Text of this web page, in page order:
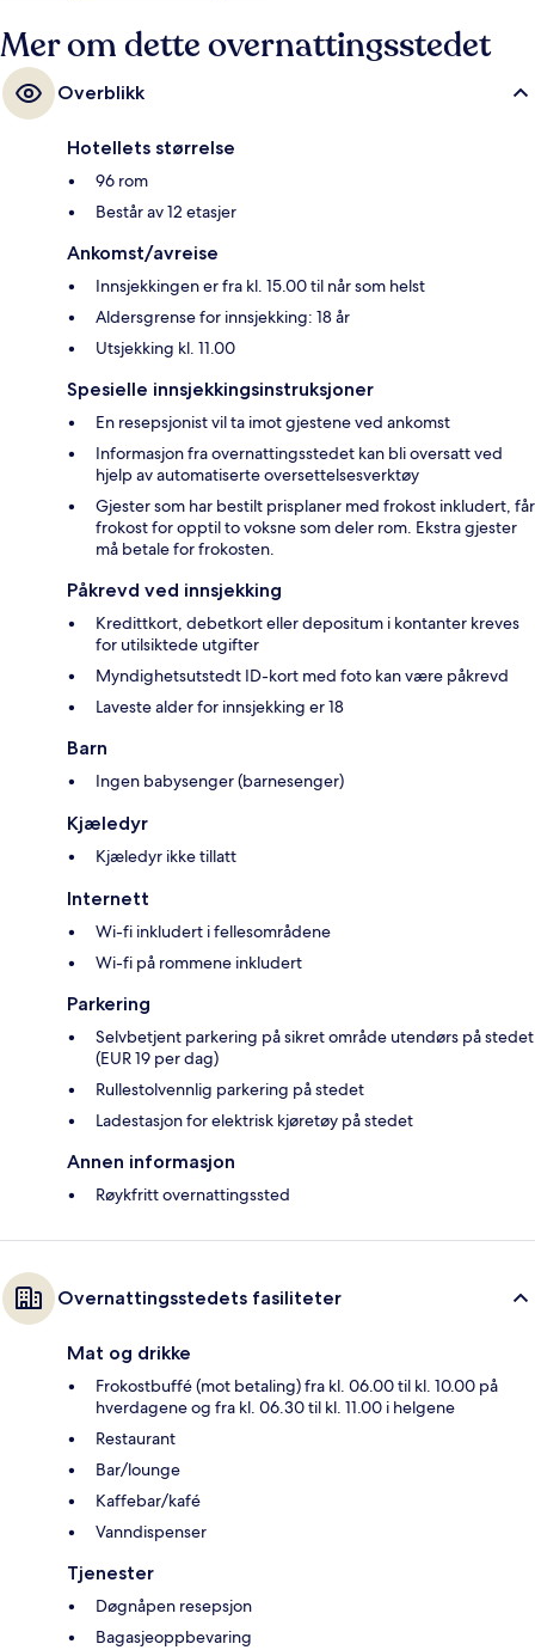
Mer om dette overnattingsstedet
Overblikk
Hotellets størrelse
96 rom
Består av 12 etasjer
Ankomst/avreise
Innsjekkingen er fra kl. 15.00 til når som helst
Aldersgrense for innsjekking: 18 år
Utsjekking kl. 11.00
Spesielle innsjekkingsinstruksjoner
En resepsjonist vil ta imot gjestene ved ankomst
Informasjon fra overnattingsstedet kan bli oversatt ved
hjelp av automatiserte oversettelsesverktøy
Gjester som har bestilt prisplaner med frokost inkludert, får
frokost for opptil to voksne som deler rom. Ekstra gjester
må betale for frokosten.
Påkrevd ved innsjekking
Kredittkort, debetkort eller depositum i kontanter kreves
for utilsiktede utgifter
Myndighetsutstedt ID-kort med foto kan være påkrevd
Laveste alder for innsjekking er 18
Barn
Ingen babysenger (barnesenger)
Kjæledyr
Kjæledyr ikke tillatt
Internett
Wi-fi inkludert i fellesområdene
Wi-fi på rommene inkludert
Parkering
Selvbetjent parkering på sikret område utendørs på stedet
(EUR 19 per dag)
Rullestolvennlig parkering på stedet
Ladestasjon for elektrisk kjøretøy på stedet
Annen informasjon
Røykfritt overnattingssted
Overnattingsstedets fasiliteter
Mat og drikke
Frokostbuffé (mot betaling) fra kl. 06.00 til kl. 10.00 på
hverdagene og fra kl. 06.30 til kl. 11.00 i helgene
Restaurant
Bar/lounge
Kaffebar/kafé
Vanndispenser
Tjenester
Døgnåpen resepsjon
Bagasjeoppbevaring